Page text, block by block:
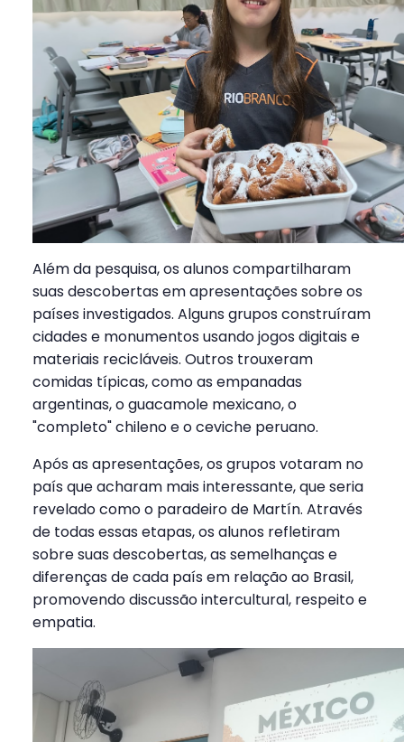
Além da pesquisa, os alunos compartilharam
suas descobertas em apresentações sobre os
países investigados. Alguns grupos construíram
cidades e monumentos usando jogos digitais e
materiais recicláveis. Outros trouxeram
comidas típicas, como as empanadas
argentinas, o guacamole mexicano, o
"completo" chileno e o ceviche peruano.
Após as apresentações, os grupos votaram no
país que acharam mais interessante, que seria
revelado como o paradeiro de Martín. Através
de todas essas etapas, os alunos refletiram
sobre suas descobertas, as semelhanças e
diferenças de cada país em relação ao Brasil,
promovendo discussão intercultural, respeito e
empatia.